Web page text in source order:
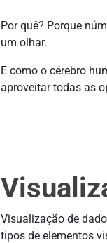
Por quê? Porque
um olhar.
E como o cérebro
aproveitar todas as
Visualização de
tipos de elementos